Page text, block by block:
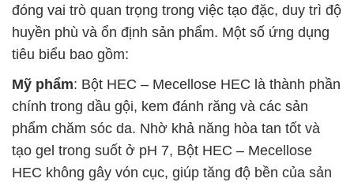
đóng vai trò quan trọng trong việc tạo đặc, duy trì độ
huyền phù và ổn định sản phẩm. Một số ứng dụng
tiêu biểu bao gồm:
Mỹ phẩm: Bột HEC – Mecellose HEC là thành phần
chính trong dầu gội, kem đánh răng và các sản
phẩm chăm sóc da. Nhờ khả năng hòa tan tốt và
tạo gel trong suốt ở pH 7, Bột HEC – Mecellose
HEC không gây vón cục, giúp tăng độ bền của sản